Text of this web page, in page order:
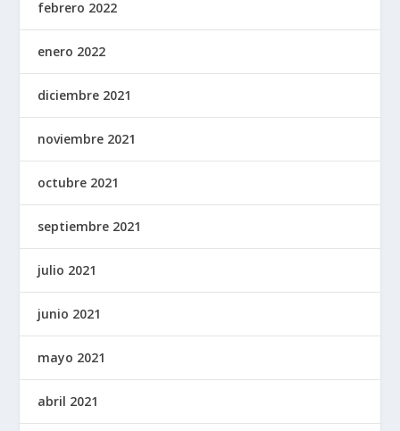
febrero 2022
enero 2022
diciembre 2021
noviembre 2021
octubre 2021
septiembre 2021
julio 2021
junio 2021
mayo 2021
abril 2021